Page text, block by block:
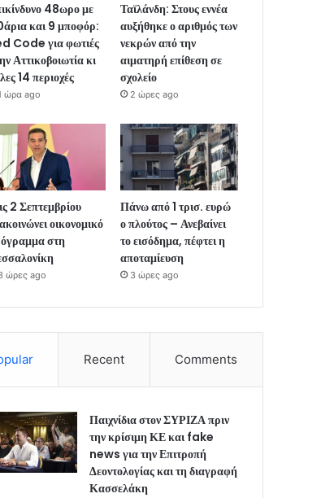
48ωρο με
και 9 μποφόρ:
Code για φωτιές
Αττικοβοιωτία κι
14 περιοχές
ώρα ago
Ταϊλάνδη: Στους εννέα
αυξήθηκε ο αριθμός των
νεκρών από την
αιματηρή επίθεση σε
σχολείο
2 ώρες ago
2 Σεπτεμβρίου
οικονομικό
στη
ώρες ago
Πάνω από 1 τρισ. ευρώ
ο πλούτος – Ανεβαίνει
το εισόδημα, πέφτει η
αποταμίευση
3 ώρες ago
Recent Comments
Παιχνίδια στον ΣΥΡΙΖΑ πριν
την κρίσιμη ΚΕ και fake
news για την Επιτροπή
Δεοντολογίας και τη διαγραφή
Κασσελάκη